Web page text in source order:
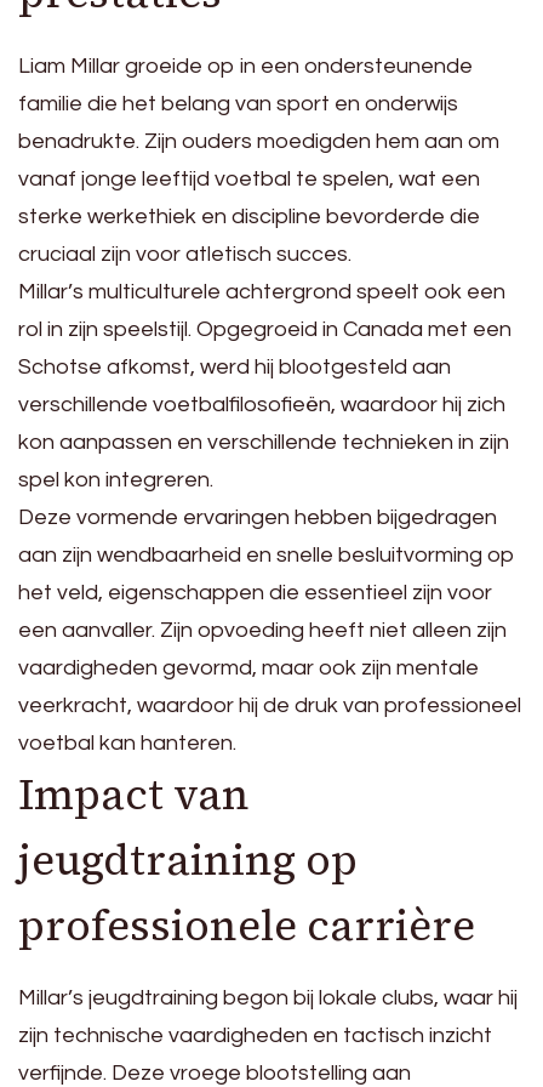
Liam Millar groeide op in een ondersteunende
familie die het belang van sport en onderwijs
benadrukte. Zijn ouders moedigden hem aan om
vanaf jonge leeftijd voetbal te spelen, wat een
sterke werkethiek en discipline bevorderde die
cruciaal zijn voor atletisch succes.
Millar’s multiculturele achtergrond speelt ook een
rol in zijn speelstijl. Opgegroeid in Canada met een
Schotse afkomst, werd hij blootgesteld aan
verschillende voetbalfilosofieën, waardoor hij zich
kon aanpassen en verschillende technieken in zijn
spel kon integreren.
Deze vormende ervaringen hebben bijgedragen
aan zijn wendbaarheid en snelle besluitvorming op
het veld, eigenschappen die essentieel zijn voor
een aanvaller. Zijn opvoeding heeft niet alleen zijn
vaardigheden gevormd, maar ook zijn mentale
veerkracht, waardoor hij de druk van professioneel
voetbal kan hanteren.
Impact van
jeugdtraining op
professionele carrière
Millar’s jeugdtraining begon bij lokale clubs, waar hij
zijn technische vaardigheden en tactisch inzicht
verfijnde. Deze vroege blootstelling aan